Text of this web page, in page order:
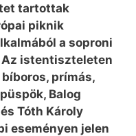
tartottak
piknik
a soproni
istentiszteleten
prímás,
Balog
Tóth Károly
eseményen jelen